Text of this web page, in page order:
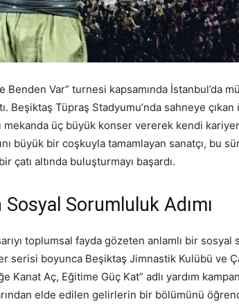
Benden Var” turnesi kapsamında İstanbul’da
Beşiktaş Tüpraş Stadyumu’nda sahneye
mekanda üç büyük konser vererek kendi
büyük bir coşkuyla tamamlayan sanatçı, bu
altında buluşturmayı başardı.
Sorumluluk Adımı
toplumsal fayda gözeten anlamlı bir sosyal
serisi boyunca Beşiktaş Jimnastik Kulübü ve
Kanat Aç, Eğitime Güç Kat” adlı yardım
elde edilen gelirlerin bir bölümünü